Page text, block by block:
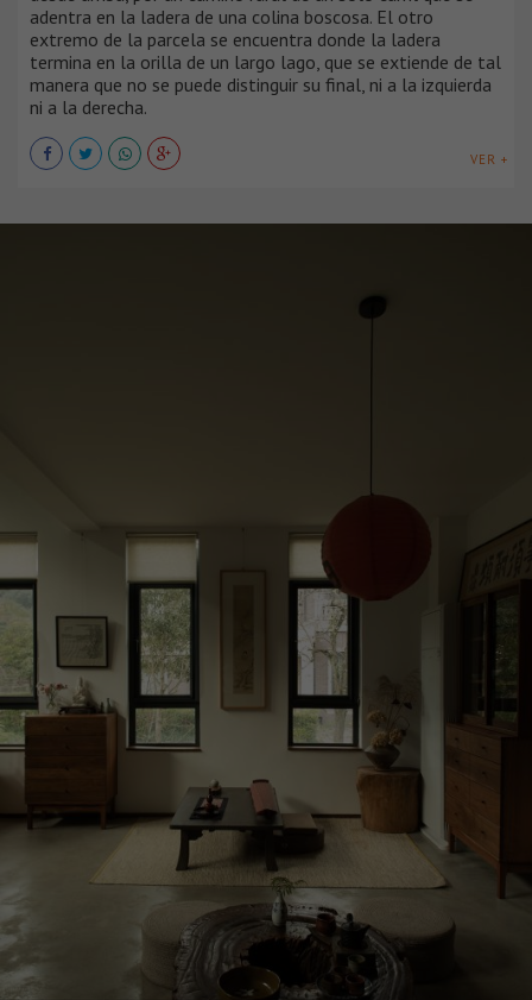
adentra en la ladera de una colina boscosa. El otro
extremo de la parcela se encuentra donde la ladera
termina en la orilla de un largo lago, que se extiende de tal
manera que no se puede distinguir su final, ni a la izquierda
ni a la derecha.
VER +